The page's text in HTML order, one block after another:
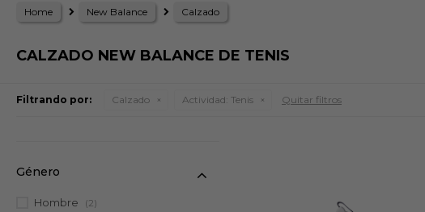
Home New Balance Calzado
CALZADO NEW BALANCE DE TENIS
Filtrando por: Calzado Actividad: Tenis Quitar filtros
Género
Hombre (2)